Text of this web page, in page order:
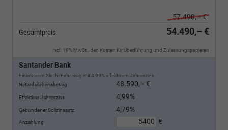
57.490,– €
Gesamtpreis 54.490,– €
incl. 19% MwSt., den Kosten für Überführung und Zulassungspapieren
Santander Bank
Finanzieren Sie Ihr Fahrzeug mit 4,99% effektivem Jahreszins.
Nettodarlehensbetrag
48.590,– €
Effektiver Jahreszins 4,99%
Gebundener Sollzinssatz 4,79%
Anzahlung €